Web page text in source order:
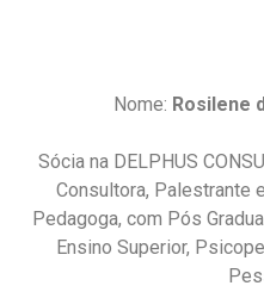
Nome: Rosilene
Sócia na DELPHUS
Consultora, Palestrante
Pedagoga, com Pós
Ensino Superior,